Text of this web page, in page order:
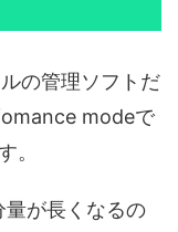
の管理ソフトだ
modeで
。
量が長くなるの